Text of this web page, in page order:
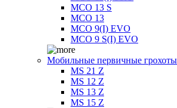
MCO 13 S
MCO 13
MCO 9(I) EVO
MCO 9 S(I) EVO
Мобильные первичные
MS 21 Z
MS 12 Z
MS 13 Z
MS 15 Z